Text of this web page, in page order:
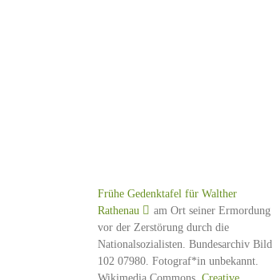
Frühe Gedenktafel für Walther
Rathenau
am Ort seiner Ermordung
vor der Zerstörung durch die
Nationalsozialisten. Bundesarchiv Bild
102 07980. Fotograf*in unbekannt.